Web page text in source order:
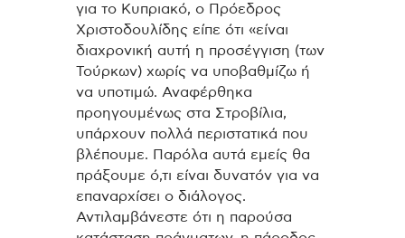
για το Κυπριακό, ο Πρόεδρος
Χριστοδουλίδης είπε ότι «είναι
διαχρονική αυτή η προσέγγιση (των
Τούρκων) χωρίς να υποβαθμίζω ή
να υποτιμώ. Αναφέρθηκα
προηγουμένως στα Στροβίλια,
υπάρχουν πολλά περιστατικά που
βλέπουμε. Παρόλα αυτά εμείς θα
πράξουμε ό,τι είναι δυνατόν για να
επαναρχίσει ο διάλογος.
Αντιλαμβάνεστε ότι η παρούσα